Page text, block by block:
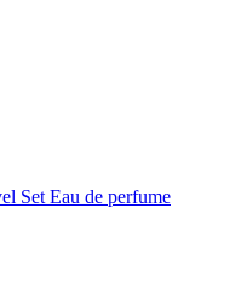
Set Eau de perfume